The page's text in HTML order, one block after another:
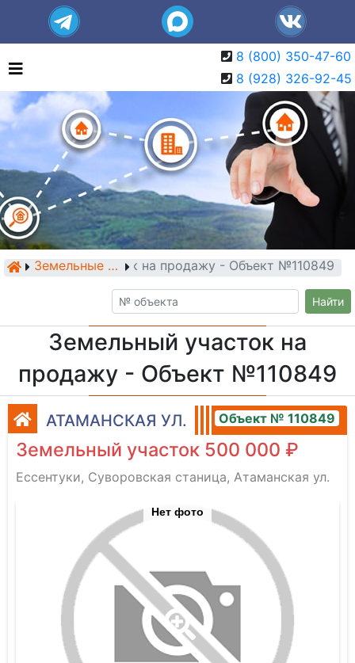
8 (800) 350-47-60
8 (928) 326-92-45
Земельные участки
Земельный участок на продажу - Объект №110849
Найти
Земельный участок на
продажу - Объект №110849
АТАМАНСКАЯ УЛ. Объект № 110849
Земельный участок 500 000 ₽
Ессентуки, Суворовская станица, Атаманская ул.
Нет фото